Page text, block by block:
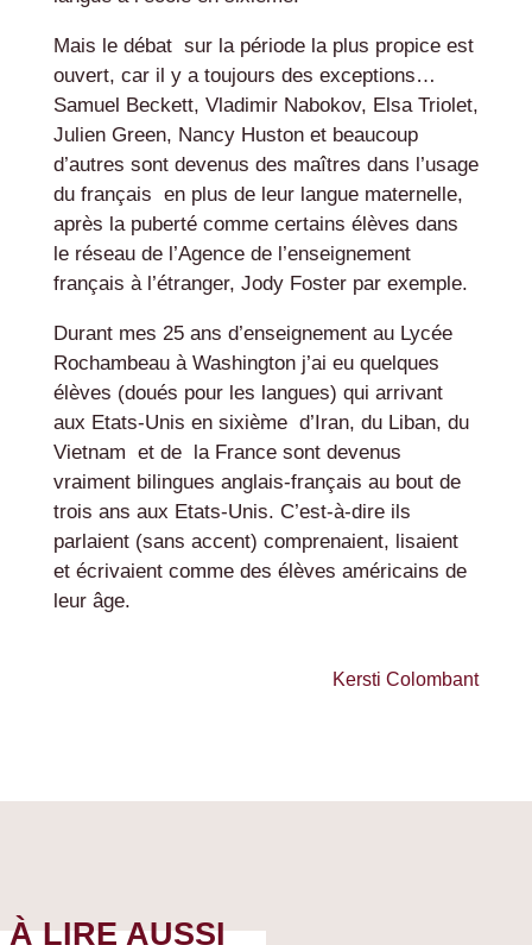
Mais le débat sur la période la plus propice est
ouvert, car il y a toujours des exceptions…
Samuel Beckett, Vladimir Nabokov, Elsa Triolet,
Julien Green, Nancy Huston et beaucoup
d’autres sont devenus des maîtres dans l’usage
du français en plus de leur langue maternelle,
après la puberté comme certains élèves dans
le réseau de l’Agence de l’enseignement
français à l’étranger, Jody Foster par exemple.
Durant mes 25 ans d’enseignement au Lycée
Rochambeau à Washington j’ai eu quelques
élèves (doués pour les langues) qui arrivant
aux Etats-Unis en sixième d’Iran, du Liban, du
Vietnam et de la France sont devenus
vraiment bilingues anglais-français au bout de
trois ans aux Etats-Unis. C’est-à-dire ils
parlaient (sans accent) comprenaient, lisaient
et écrivaient comme des élèves américains de
leur âge.
Kersti Colombant
À LIRE AUSSI